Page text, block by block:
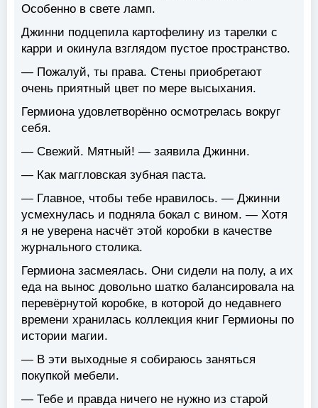
Особенно в свете ламп.
Джинни подцепила картофелину из тарелки с
карри и окинула взглядом пустое пространство.
— Пожалуй, ты права. Стены приобретают
очень приятный цвет по мере высыхания.
Гермиона удовлетворённо осмотрелась вокруг
себя.
— Свежий. Мятный! — заявила Джинни.
— Как маггловская зубная паста.
— Главное, чтобы тебе нравилось. — Джинни
усмехнулась и подняла бокал с вином. — Хотя
я не уверена насчёт этой коробки в качестве
журнального столика.
Гермиона засмеялась. Они сидели на полу, а их
еда на вынос довольно шатко балансировала на
перевёрнутой коробке, в которой до недавнего
времени хранилась коллекция книг Гермионы по
истории магии.
— В эти выходные я собираюсь заняться
покупкой мебели.
— Тебе и правда ничего не нужно из старой